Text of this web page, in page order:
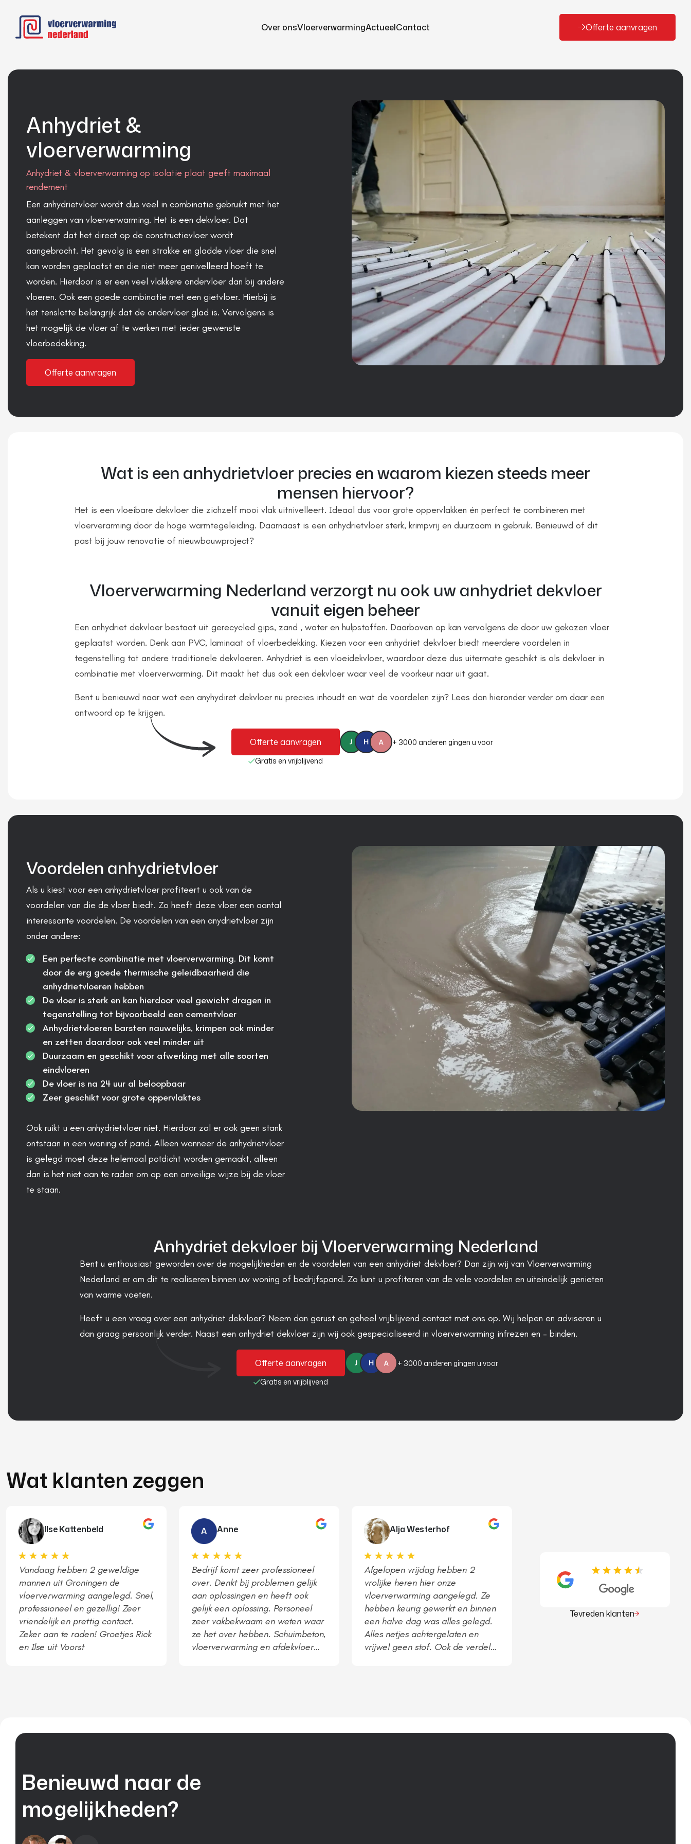
h
Over onsVloerverwarmingActueelContact Offerte aanvragen
Anhydriet &
vloerverwarming
Anhydriet & vloerverwarming op isolatie plaat geeft maximaal
rendement
Een anhydrietvloer wordt dus veel in combinatie gebruikt met het
aanleggen van vloerverwarming. Het is een dekvloer. Dat
betekent dat het direct op de constructievloer wordt
aangebracht. Het gevolg is een strakke en gladde vloer die snel
kan worden geplaatst en die niet meer genivelleerd hoeft te
worden. Hierdoor is er een veel vlakkere ondervloer dan bij andere
vloeren. Ook een goede combinatie met een gietvloer. Hierbij is
het tenslotte belangrijk dat de ondervloer glad is. Vervolgens is
het mogelijk de vloer af te werken met ieder gewenste
vloerbedekking.
Offerte aanvragen
Wat is een anhydrietvloer precies en waarom kiezen steeds meer
mensen hiervoor?
Het is een vloeibare dekvloer die zichzelf mooi vlak uitnivelleert. Ideaal dus voor grote oppervlakken én perfect te combineren met
vloerverarming door de hoge warmtegeleiding. Daarnaast is een anhydrietvloer sterk, krimpvrij en duurzaam in gebruik. Benieuwd of dit
past bij jouw renovatie of nieuwbouwproject?
Vloerverwarming Nederland verzorgt nu ook uw anhydriet dekvloer
vanuit eigen beheer
Een anhydriet dekvloer bestaat uit gerecycled gips, zand , water en hulpstoffen. Daarboven op kan vervolgens de door uw gekozen vloer
geplaatst worden. Denk aan PVC, laminaat of vloerbedekking. Kiezen voor een anhydriet dekvloer biedt meerdere voordelen in
tegenstelling tot andere traditionele dekvloeren. Anhydriet is een vloeidekvloer, waardoor deze dus uitermate geschikt is als dekvloer in
combinatie met vloerverwarming. Dit maakt het dus ook een dekvloer waar veel de voorkeur naar uit gaat.
Bent u benieuwd naar wat een anyhydiret dekvloer nu precies inhoudt en wat de voordelen zijn? Lees dan hieronder verder om daar een
antwoord op te krijgen.
Offerte aanvragen
Gratis en vrijblijvend
+ 3000 anderen gingen u voor
Voordelen anhydrietvloer
Als u kiest voor een anhydrietvloer profiteert u ook van de
voordelen van die de vloer biedt. Zo heeft deze vloer een aantal
interessante voordelen. De voordelen van een anydrietvloer zijn
onder andere:
Een perfecte combinatie met vloerverwarming. Dit komt
door de erg goede thermische geleidbaarheid die
anhydrietvloeren hebben
De vloer is sterk en kan hierdoor veel gewicht dragen in
tegenstelling tot bijvoorbeeld een cementvloer
Anhydrietvloeren barsten nauwelijks, krimpen ook minder
en zetten daardoor ook veel minder uit
Duurzaam en geschikt voor afwerking met alle soorten
eindvloeren
De vloer is na 24 uur al beloopbaar
Zeer geschikt voor grote oppervlaktes
Ook ruikt u een anhydrietvloer niet. Hierdoor zal er ook geen stank
ontstaan in een woning of pand. Alleen wanneer de anhydrietvloer
is gelegd moet deze helemaal potdicht worden gemaakt, alleen
dan is het niet aan te raden om op een onveilige wijze bij de vloer
te staan.
Anhydriet dekvloer bij Vloerverwarming Nederland
Bent u enthousiast geworden over de mogelijkheden en de voordelen van een anhydriet dekvloer? Dan zijn wij van Vloerverwarming
Nederland er om dit te realiseren binnen uw woning of bedrijfspand. Zo kunt u profiteren van de vele voordelen en uiteindelijk genieten
van warme voeten.
Heeft u een vraag over een anhydriet dekvloer? Neem dan gerust en geheel vrijblijvend contact met ons op. Wij helpen en adviseren u
dan graag persoonlijk verder. Naast een anhydriet dekvloer zijn wij ook gespecialiseerd in vloerverwarming infrezen en – binden.
Offerte aanvragen
Gratis en vrijblijvend
+ 3000 anderen gingen u voor
Wat klanten zeggen
Ilse Kattenbeld
Vandaag hebben 2 geweldige
mannen uit Groningen de
vloerverwarming aangelegd. Snel,
professioneel en gezellig! Zeer
vriendelijk en prettig contact.
Zeker aan te raden! Groetjes Rick
en Ilse uit Voorst
Anne
Bedrijf komt zeer professioneel
over. Denkt bij problemen gelijk
aan oplossingen en heeft ook
gelijk een oplossing. Personeel
zeer vakbekwaam en weten waar
ze het over hebben. Schuimbeton,
vloerverwarming en afdekvloer
Alja Westerhof
Afgelopen vrijdag hebben 2
vrolijke heren hier onze
vloerverwarming aangelegd. Ze
hebben keurig gewerkt en binnen
een halve dag was alles gelegd.
Alles netjes achtergelaten en
vrijwel geen stof. Ook de verdeler
Tevreden klanten
Benieuwd naar de
mogelijkheden?